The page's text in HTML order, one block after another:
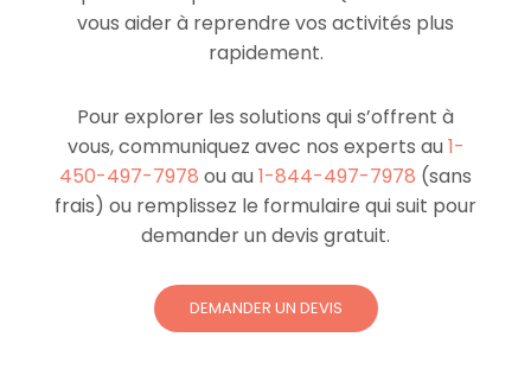
vous aider à reprendre vos activités plus
rapidement.
Pour explorer les solutions qui s’offrent à
vous, communiquez avec nos experts au1-
450-497-7978 ou au1-844-497-7978 (sans
frais) ou remplissez le formulaire qui suit pour
demander un devis gratuit.
DEMANDER UN DEVIS